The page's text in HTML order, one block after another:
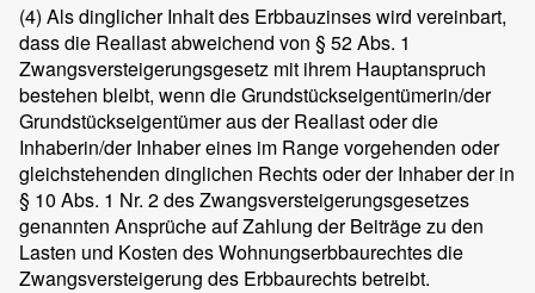
(4) Als dinglicher Inhalt des Erbbauzinses wird vereinbart,
dass die Reallast abweichend von § 52 Abs. 1
Zwangsversteigerungsgesetz mit ihrem Hauptanspruch
bestehen bleibt, wenn die Grundstückseigentümerin/der
Grundstückseigentümer aus der Reallast oder die
Inhaberin/der Inhaber eines im Range vorgehenden oder
gleichstehenden dinglichen Rechts oder der Inhaber der in
§ 10 Abs. 1 Nr. 2 des Zwangsversteigerungsgesetzes
genannten Ansprüche auf Zahlung der Beiträge zu den
Lasten und Kosten des Wohnungserbbaurechtes die
Zwangsversteigerung des Erbbaurechts betreibt.